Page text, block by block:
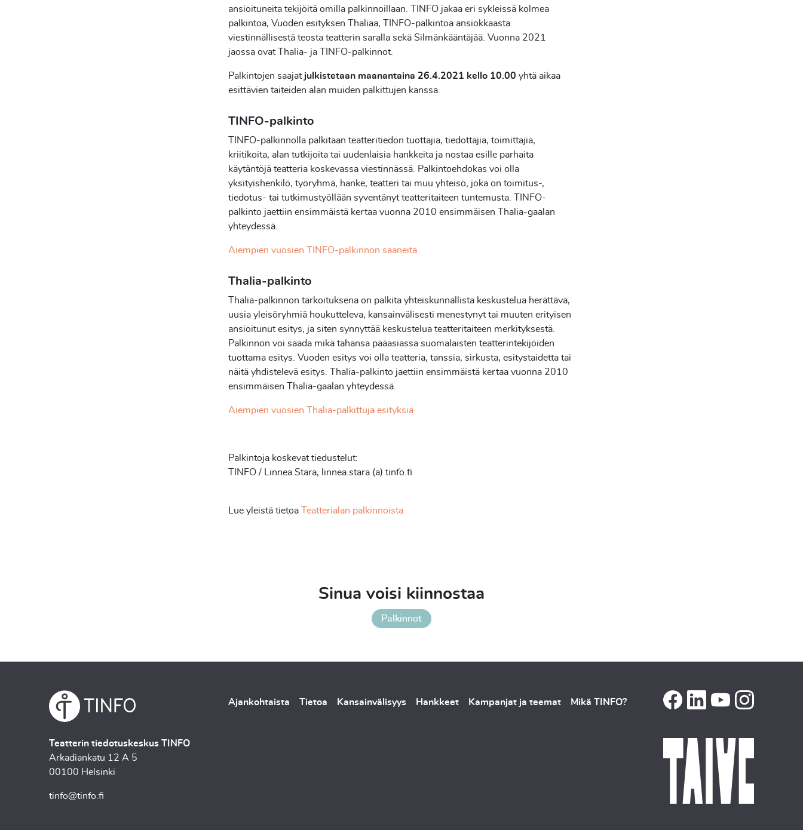
ansioituneita tekijöitä omilla palkinnoillaan. TINFO jakaa eri sykleissä kolmea
palkintoa, Vuoden esityksen Thaliaa, TINFO-palkintoa ansiokkaasta
viestinnällisestä teosta teatterin saralla sekä Silmänkääntäjää. Vuonna 2021
jaossa ovat Thalia- ja TINFO-palkinnot.
Palkintojen saajatjulkistetaan maanantaina 26.4.2021 kello 10.00 yhtä aikaa
esittävien taiteiden alan muiden palkittujen kanssa.
TINFO-palkinto
TINFO-palkinnolla palkitaan teatteritiedon tuottajia, tiedottajia, toimittajia,
kriitikoita, alan tutkijoita tai uudenlaisia hankkeita ja nostaa esille parhaita
käytäntöjä teatteria koskevassa viestinnässä. Palkintoehdokas voi olla
yksityishenkilö, työryhmä, hanke, teatteri tai muu yhteisö, joka on toimitus-,
tiedotus- tai tutkimustyöllään syventänyt teatteritaiteen tuntemusta. TINFO-
palkinto jaettiin ensimmäistä kertaa vuonna 2010 ensimmäisen Thalia-gaalan
yhteydessä.
Aiempien vuosien TINFO-palkinnon saaneita
Thalia-palkinto
Thalia-palkinnon tarkoituksena on palkita yhteiskunnallista keskustelua herättävä,
uusia yleisöryhmiä houkutteleva, kansainvälisesti menestynyt tai muuten erityisen
ansioitunut esitys, ja siten synnyttää keskustelua teatteritaiteen merkityksestä.
Palkinnon voi saada mikä tahansa pääasiassa suomalaisten teatterintekijöiden
tuottama esitys. Vuoden esitys voi olla teatteria, tanssia, sirkusta, esitystaidetta tai
näitä yhdistelevä esitys. Thalia-palkinto jaettiin ensimmäistä kertaa vuonna 2010
ensimmäisen Thalia-gaalan yhteydessä.
Aiempien vuosien Thalia-palkittuja esityksiä
Palkintoja koskevat tiedustelut:
TINFO / Linnea Stara, linnea.stara (a) tinfo.fi
Lue yleistä tietoa Teatterialan palkinnoista
Sinua voisi kiinnostaa
Palkinnot
Teatterin tiedotuskeskus TINFO
Arkadiankatu 12 A 5
00100 Helsinki
tinfo@tinfo.fi
Ajankohtaista Tietoa Kansainvälisyys Hankkeet Kampanjat ja teemat Mikä TINFO?